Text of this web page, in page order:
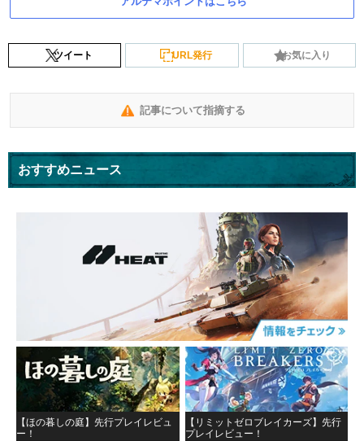
ツイート URL発行 お気に入り
記事について指摘する
おすすめニュース
【ほの暮しの庭】先行プレイレビュ
ー！
【リミットゼロブレイカーズ】先行
プレイレビュー！